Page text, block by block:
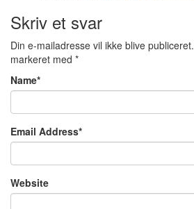
Skriv et svar
Din e-mailadresse vil ikke blive publiceret.
markeret med *
Name*
Email Address*
Website